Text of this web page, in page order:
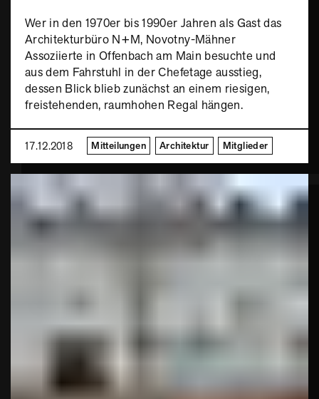
Wer in den 1970er bis 1990er Jahren als Gast das
Architekturbüro N+M, Novotny-Mähner
Assoziierte in Offenbach am Main besuchte und
aus dem Fahrstuhl in der Chefetage ausstieg,
dessen Blick blieb zunächst an einem riesigen,
freistehenden, raumhohen Regal hängen.
17.12.2018 Mitteilungen Architektur Mitglieder